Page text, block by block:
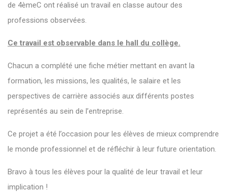
de 4èmeC ont réalisé un travail en classe autour des
professions observées.
Ce travail est observable dans le hall du collège.
Chacun a complété une fiche métier mettant en avant la
formation, les missions, les qualités, le salaire et les
perspectives de carrière associés aux différents postes
représentés au sein de l’entreprise.
Ce projet a été l’occasion pour les élèves de mieux comprendre
le monde professionnel et de réfléchir à leur future orientation.
Bravo à tous les élèves pour la qualité de leur travail et leur
implication !